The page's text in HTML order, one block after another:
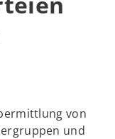
von
und